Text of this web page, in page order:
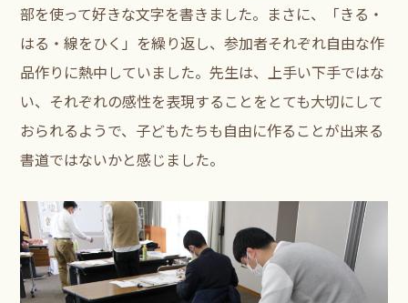
部を使って好きな文字を書きました。まさに、「きる・
はる・線をひく」を繰り返し、参加者それぞれ自由な作
品作りに熱中していました。先生は、上手い下手ではな
い、それぞれの感性を表現することをとても大切にして
おられるようで、子どもたちも自由に作ることが出来る
書道ではないかと感じました。